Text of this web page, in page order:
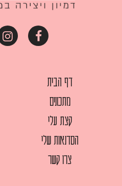
דף הבית
מתכונים
קצת עלי
הסדנאות שלי
צרו קשר